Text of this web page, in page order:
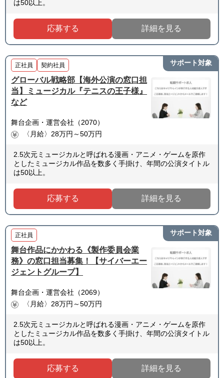
は50以上。
応募する 詳細を見る
サポート対象
正社員 契約社員
グローバル戦略部【海外公演の窓口担
当】ミュージカル『テニスの王子様』
など
舞台企画・運営会社（2070）
〈月給〉28万円～50万円
2.5次元ミュージカルと呼ばれる漫画・アニメ・ゲームを原作
としたミュージカル作品を数多く手掛け、年間の公演タイトル
は50以上。
応募する 詳細を見る
サポート対象
正社員
舞台作品にかかわる《製作委員会業
務》の窓口担当募集！【サイバーエー
ジェントグループ】
舞台企画・運営会社（2069）
〈月給〉28万円～50万円
2.5次元ミュージカルと呼ばれる漫画・アニメ・ゲームを原作
としたミュージカル作品を数多く手掛け、年間の公演タイトル
は50以上。
応募する 詳細を見る